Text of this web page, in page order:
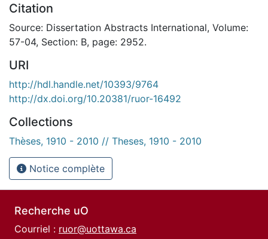
Citation
Source: Dissertation Abstracts International, Volume:
57-04, Section: B, page: 2952.
URI
http://hdl.handle.net/10393/9764
http://dx.doi.org/10.20381/ruor-16492
Collections
Thèses, 1910 - 2010 // Theses, 1910 - 2010
Notice complète
Recherche uO
Courriel : ruor@uottawa.ca